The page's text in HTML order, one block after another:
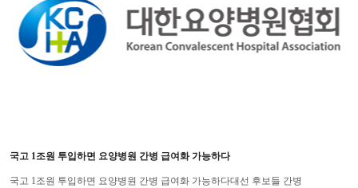
국고 1조원 투입하면 요양병원 간병 급여화 가능하다
국고 1조원 투입하면 요양병원 간병 급여화 가능하다대선 후보들 간병